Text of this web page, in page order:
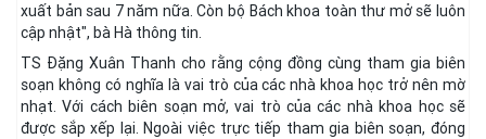
xuất bản sau 7 năm nữa. Còn bộ Bách khoa toàn thư mở sẽ luôn
cập nhật", bà Hà thông tin.
TS Đặng Xuân Thanh cho rằng cộng đồng cùng tham gia biên
soạn không có nghĩa là vai trò của các nhà khoa học trở nên mờ
nhạt. Với cách biên soạn mở, vai trò của các nhà khoa học sẽ
được sắp xếp lại. Ngoài việc trực tiếp tham gia biên soạn, đóng